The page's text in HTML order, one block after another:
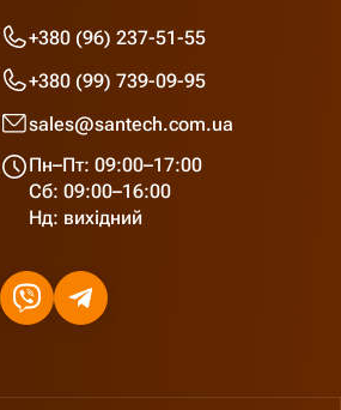
+380 (96) 237-51-55
+380 (99) 739-09-95
sales@santech.com.ua
Пн–Пт: 09:00–17:00
Сб: 09:00–16:00
Нд: вихідний